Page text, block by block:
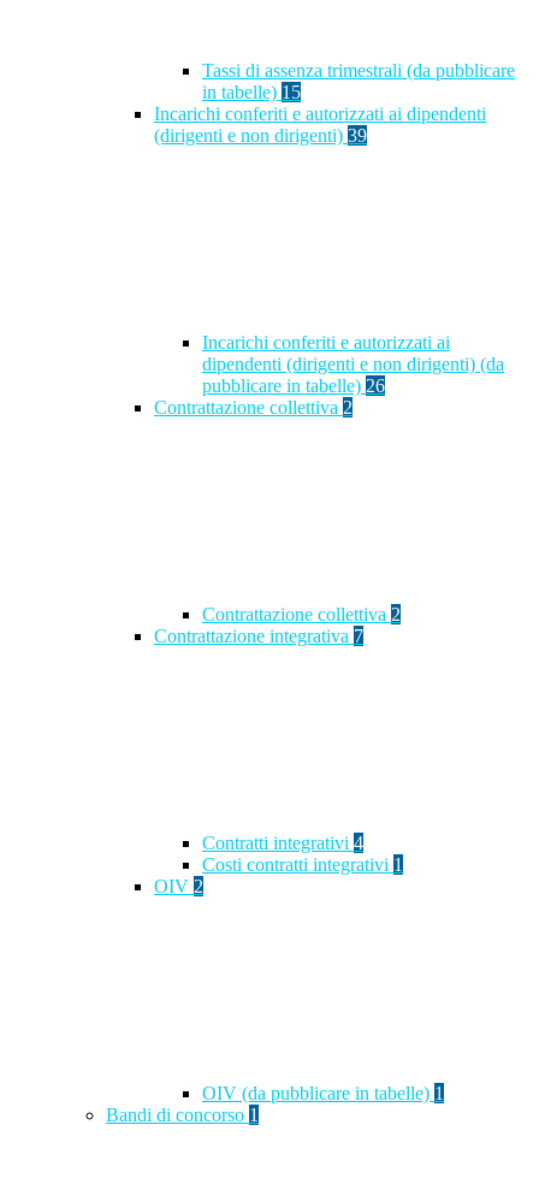
Tassi di assenza trimestrali (da pubblicare
in tabelle) 15
Incarichi conferiti e autorizzati ai dipendenti
(dirigenti e non dirigenti) 39
Incarichi conferiti e autorizzati ai
dipendenti (dirigenti e non dirigenti) (da
pubblicare in tabelle) 26
Contrattazione collettiva 2
Contrattazione collettiva 2
Contrattazione integrativa 7
Contratti integrativi 4
Costi contratti integrativi 1
OIV 2
OIV (da pubblicare in tabelle) 1
Bandi di concorso 1